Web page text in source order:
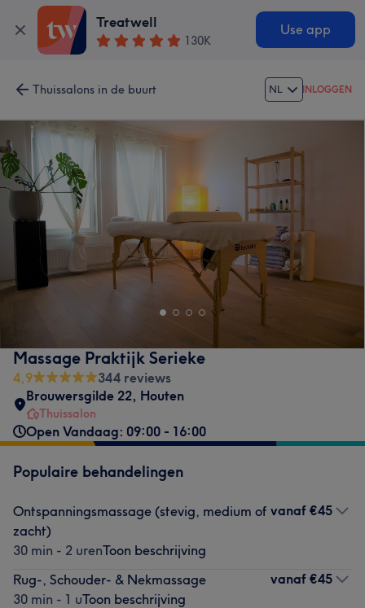
Treatwell
130K
Use app
Thuissalons in de buurt NL INLOGGEN
Massage Praktijk Serieke
4,9
344 reviews
Brouwersgilde 22, Houten
Thuissalon
Open Vandaag: 09:00 - 16:00
Populaire behandelingen
Ontspanningsmassage (stevig, medium of
zacht)
30 min - 2 urenToon beschrijving
vanaf €45
Rug-, Schouder- & Nekmassage
30 min - 1 uToon beschrijving
vanaf €45